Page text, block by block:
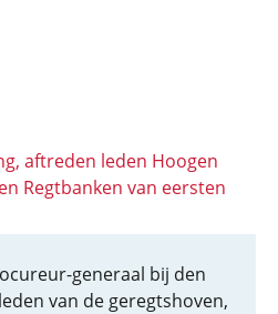
aftreden leden Hoogen
Regtbanken van eersten
generaal bij den
van de geregtshoven,